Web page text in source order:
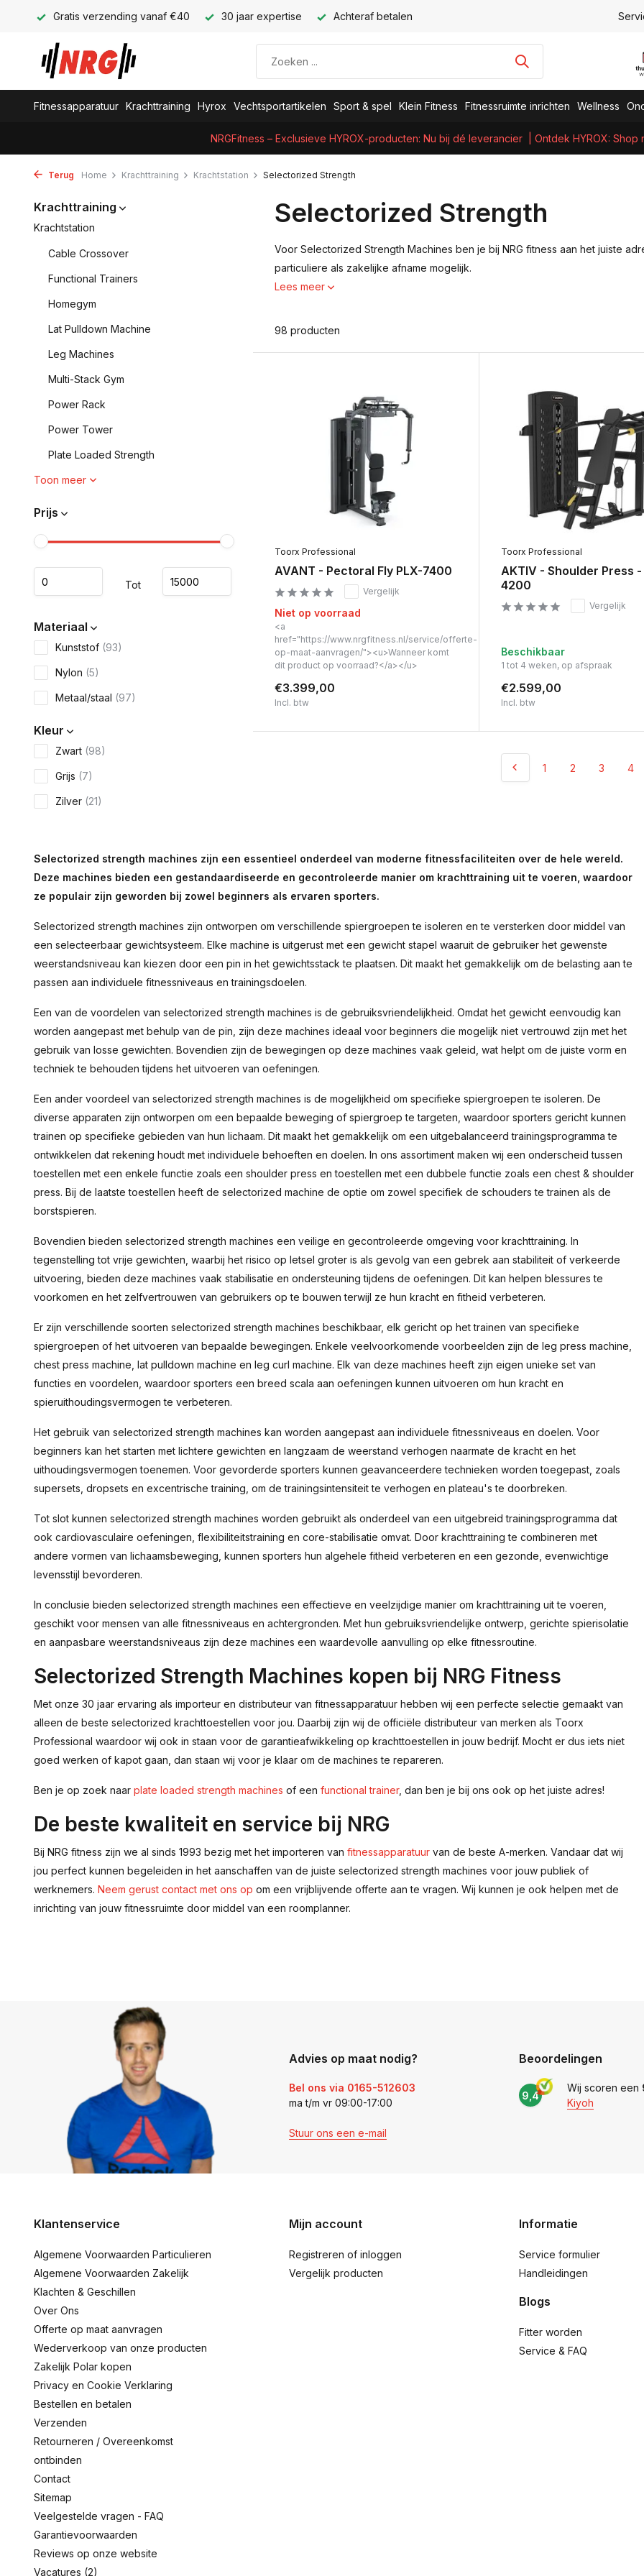
Gratis verzending vanaf €40 30 jaar expertise Achteraf betalen
Fitnessapparatuur Krachttraining Hyrox Vechtsportartikelen Sport & spel Klein Fitness Fitnessruimte inrichten Wellness
NRGFitness – Exclusieve HYROX-producten: Nu bij dé leverancier | Ontdek HYROX:
Terug Home Krachttraining Krachtstation Selectorized Strength
Krachttraining
Krachtstation
Cable Crossover
Functional Trainers
Homegym
Lat Pulldown Machine
Leg Machines
Multi-Stack Gym
Power Rack
Power Tower
Plate Loaded Strength
Toon meer
Prijs
Tot
Materiaal
Kunststof (93)
Nylon (5)
Metaal/staal (97)
Kleur
Zwart (98)
Grijs (7)
Zilver (21)
Geel
Hartslagfunctie
Nee
Bluetooth
Nee (1)
Selectorized Strength
Voor Selectorized Strength Machines ben je bij NRG fitness aan het juiste
particuliere als zakelijke afname mogelijk.
Lees meer
98 producten
Toorx Professional
AVANT - Pectoral Fly PLX-7400
Vergelijk
Niet op voorraad
<a
href="https://www.nrgfitness.nl/service/offerte-
op-maat-aanvragen/"><u>Wanneer komt
dit product op voorraad?</a></u>
€3.399,00
Incl. btw
Toorx Professional
AKTIV - Shoulder Press -
4200
Vergelijk
Beschikbaar
1 tot 4 weken, op afspraak
€2.599,00
Incl. btw
1 2 3 4
Selectorized strength machines zijn een essentieel onderdeel van moderne fitnessfaciliteiten over de hele wereld.
Deze machines bieden een gestandaardiseerde en gecontroleerde manier om krachttraining uit te voeren, waardoor
ze populair zijn geworden bij zowel beginners als ervaren sporters.
Selectorized strength machines zijn ontworpen om verschillende spiergroepen te isoleren en te versterken door middel van
een selecteerbaar gewichtsysteem. Elke machine is uitgerust met een gewicht stapel waaruit de gebruiker het gewenste
weerstandsniveau kan kiezen door een pin in het gewichtsstack te plaatsen. Dit maakt het gemakkelijk om de belasting aan te
passen aan individuele fitnessniveaus en trainingsdoelen.
Een van de voordelen van selectorized strength machines is de gebruiksvriendelijkheid. Omdat het gewicht eenvoudig kan
worden aangepast met behulp van de pin, zijn deze machines ideaal voor beginners die mogelijk niet vertrouwd zijn met het
gebruik van losse gewichten. Bovendien zijn de bewegingen op deze machines vaak geleid, wat helpt om de juiste vorm en
techniek te behouden tijdens het uitvoeren van oefeningen.
Een ander voordeel van selectorized strength machines is de mogelijkheid om specifieke spiergroepen te isoleren. De
diverse apparaten zijn ontworpen om een bepaalde beweging of spiergroep te targeten, waardoor sporters gericht kunnen
trainen op specifieke gebieden van hun lichaam. Dit maakt het gemakkelijk om een uitgebalanceerd trainingsprogramma te
ontwikkelen dat rekening houdt met individuele behoeften en doelen. In ons assortiment maken wij een onderscheid tussen
toestellen met een enkele functie zoals een shoulder press en toestellen met een dubbele functie zoals een chest & shoulder
press. Bij de laatste toestellen heeft de selectorized machine de optie om zowel specifiek de schouders te trainen als de
borstspieren.
Bovendien bieden selectorized strength machines een veilige en gecontroleerde omgeving voor krachttraining. In
tegenstelling tot vrije gewichten, waarbij het risico op letsel groter is als gevolg van een gebrek aan stabiliteit of verkeerde
uitvoering, bieden deze machines vaak stabilisatie en ondersteuning tijdens de oefeningen. Dit kan helpen blessures te
voorkomen en het zelfvertrouwen van gebruikers op te bouwen terwijl ze hun kracht en fitheid verbeteren.
Er zijn verschillende soorten selectorized strength machines beschikbaar, elk gericht op het trainen van specifieke
spiergroepen of het uitvoeren van bepaalde bewegingen. Enkele veelvoorkomende voorbeelden zijn de leg press machine,
chest press machine, lat pulldown machine en leg curl machine. Elk van deze machines heeft zijn eigen unieke set van
functies en voordelen, waardoor sporters een breed scala aan oefeningen kunnen uitvoeren om hun kracht en
spieruithoudingsvermogen te verbeteren.
Het gebruik van selectorized strength machines kan worden aangepast aan individuele fitnessniveaus en doelen. Voor
beginners kan het starten met lichtere gewichten en langzaam de weerstand verhogen naarmate de kracht en het
uithoudingsvermogen toenemen. Voor gevorderde sporters kunnen geavanceerdere technieken worden toegepast, zoals
supersets, dropsets en excentrische training, om de trainingsintensiteit te verhogen en plateau's te doorbreken.
Tot slot kunnen selectorized strength machines worden gebruikt als onderdeel van een uitgebreid trainingsprogramma dat
ook cardiovasculaire oefeningen, flexibiliteitstraining en core-stabilisatie omvat. Door krachttraining te combineren met
andere vormen van lichaamsbeweging, kunnen sporters hun algehele fitheid verbeteren en een gezonde, evenwichtige
levensstijl bevorderen.
In conclusie bieden selectorized strength machines een effectieve en veelzijdige manier om krachttraining uit te voeren,
geschikt voor mensen van alle fitnessniveaus en achtergronden. Met hun gebruiksvriendelijke ontwerp, gerichte spierisolatie
en aanpasbare weerstandsniveaus zijn deze machines een waardevolle aanvulling op elke fitnessroutine.
Selectorized Strength Machines kopen bij NRG Fitness
Met onze 30 jaar ervaring als importeur en distributeur van fitnessapparatuur hebben wij een perfecte selectie gemaakt van
alleen de beste selectorized krachttoestellen voor jou. Daarbij zijn wij de officiële distributeur van merken als Toorx
Professional waardoor wij ook in staan voor de garantieafwikkeling op krachttoestellen in jouw bedrijf. Mocht er dus iets niet
goed werken of kapot gaan, dan staan wij voor je klaar om de machines te repareren.
Ben je op zoek naar plate loaded strength machines of een functional trainer, dan ben je bij ons ook op het juiste adres!
De beste kwaliteit en service bij NRG
Bij NRG fitness zijn we al sinds 1993 bezig met het importeren van fitnessapparatuur van de beste A-merken. Vandaar dat wij
jou perfect kunnen begeleiden in het aanschaffen van de juiste selectorized strength machines voor jouw publiek of
werknemers. Neem gerust contact met ons op om een vrijblijvende offerte aan te vragen. Wij kunnen je ook helpen met de
inrichting van jouw fitnessruimte door middel van een roomplanner.
Advies op maat nodig?
Bel ons via 0165-512603
ma t/m vr 09:00-17:00
Stuur ons een e-mail
Beoordelingen
9,4
Wij scoren een
Kiyoh
Klantenservice
Algemene Voorwaarden Particulieren
Algemene Voorwaarden Zakelijk
Klachten & Geschillen
Over Ons
Offerte op maat aanvragen
Wederverkoop van onze producten
Zakelijk Polar kopen
Privacy en Cookie Verklaring
Bestellen en betalen
Verzenden
Retourneren / Overeenkomst
ontbinden
Contact
Sitemap
Veelgestelde vragen - FAQ
Garantievoorwaarden
Reviews op onze website
Vacatures (2)
Mijn account
Registreren of inloggen
Vergelijk producten
Informatie
Service formulier
Handleidingen
Blogs
Fitter worden
Service & FAQ